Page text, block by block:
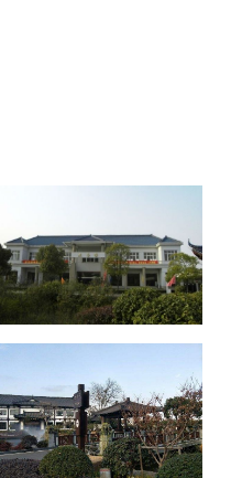
积300亩，现有从业人员
支部、办公室、财务部、
、祭扫用品（不含迷信
等墓区。 仙乐息园形成了
化、九卿文化为主题的主
文化为题材的申城风俗雕
陵园绿化景观；以艺术化、
标的新墓区；以纳入国家非
统文化品牌的新景点，仙乐